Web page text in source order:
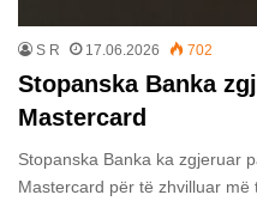
S R 17.06.2026 702
Stopanska Banka
Mastercard
Stopanska Banka ka zgjeruar
Mastercard për të zhvilluar